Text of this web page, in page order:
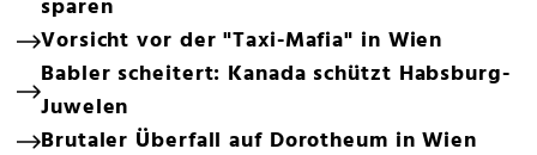
sparen
Vorsicht vor der "Taxi-Mafia" in Wien
Babler scheitert: Kanada schützt Habsburg-
Juwelen
Brutaler Überfall auf Dorotheum in Wien